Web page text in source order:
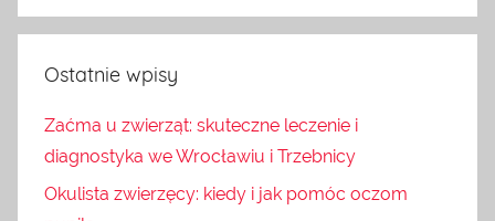
Ostatnie wpisy
Zaćma u zwierząt: skuteczne leczenie i
diagnostyka we Wrocławiu i Trzebnicy
Okulista zwierzęcy: kiedy i jak pomóc oczom